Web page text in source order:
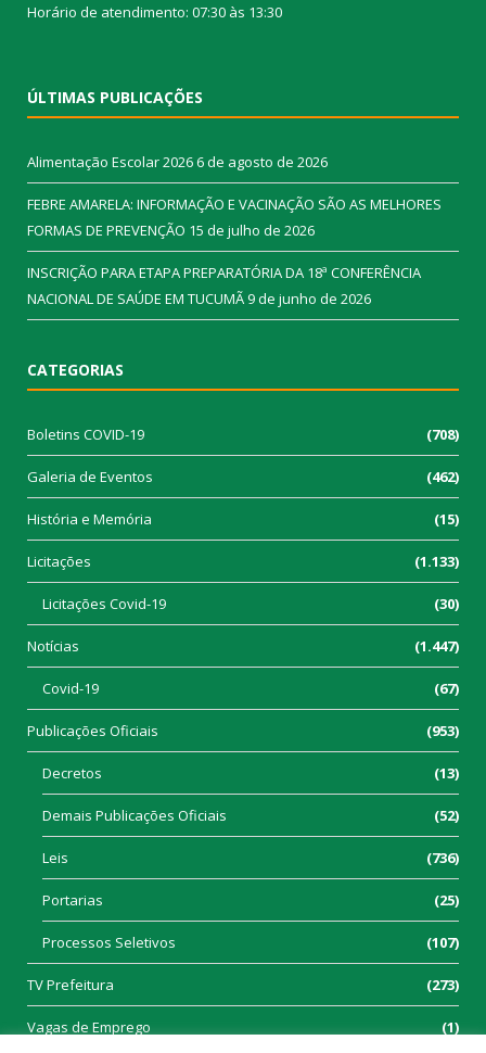
Horário de atendimento: 07:30 às 13:30
ÚLTIMAS PUBLICAÇÕES
Alimentação Escolar 20266 de agosto de 2026
FEBRE AMARELA: INFORMAÇÃO E VACINAÇÃO SÃO AS MELHORES
FORMAS DE PREVENÇÃO 15 de julho de 2026
INSCRIÇÃO PARA ETAPA PREPARATÓRIA DA 18ª CONFERÊNCIA
NACIONAL DE SAÚDE EM TUCUMÃ9 de junho de 2026
CATEGORIAS
Boletins COVID-19 (708)
Galeria de Eventos (462)
História e Memória (15)
Licitações (1.133)
Licitações Covid-19 (30)
Notícias (1.447)
Covid-19 (67)
Publicações Oficiais (953)
Decretos (13)
Demais Publicações Oficiais (52)
Leis (736)
Portarias (25)
Processos Seletivos (107)
TV Prefeitura (273)
Vagas de Emprego (1)